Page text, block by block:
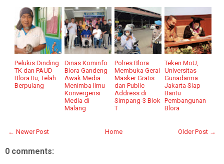
Pelukis Dinding
TK dan PAUD
Blora Itu, Telah
Berpulang
Dinas Kominfo
Blora Gandeng
Awak Media
Menimba Ilmu
Konvergensi
Media di
Malang
Polres Blora
Membuka Gerai
Masker Gratis
dan Public
Address di
Simpang-3 Blok
T
Teken MoU,
Universitas
Gunadarma
Jakarta Siap
Bantu
Pembangunan
Blora
← Newer Post Older Post →
Home
0 comments: